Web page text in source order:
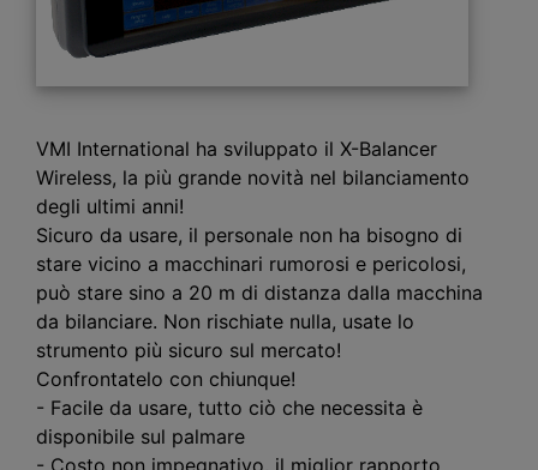
VMI International ha sviluppato il X-Balancer
Wireless, la più grande novità nel bilanciamento
degli ultimi anni!
Sicuro da usare, il personale non ha bisogno di
stare vicino a macchinari rumorosi e pericolosi,
può stare sino a 20 m di distanza dalla macchina
da bilanciare. Non rischiate nulla, usate lo
strumento più sicuro sul mercato!
Confrontatelo con chiunque!
- Facile da usare, tutto ciò che necessita è
disponibile sul palmare
- Costo non impegnativo, il miglior rapporto